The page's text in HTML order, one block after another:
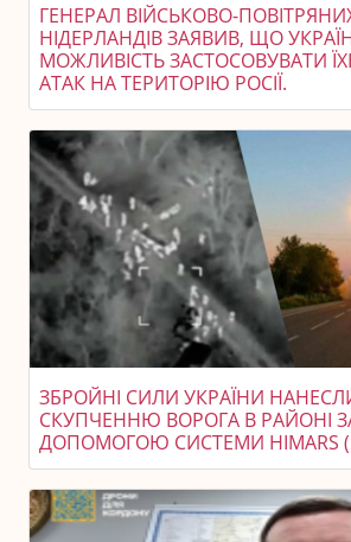
ГЕНЕРАЛ ВІЙСЬКОВО-
НІДЕРЛАНДІВ ЗАЯВИВ, ЩО
МОЖЛИВІСТЬ ЗАСТОСОВУВАТИ
АТАК НА ТЕРИТОРІЮ РОСІЇ.
ЗБРОЙНІ СИЛИ УКРАЇНИ
СКУПЧЕННЮ ВОРОГА В РАЙОНІ
ДОПОМОГОЮ СИСТЕМИ HIMARS